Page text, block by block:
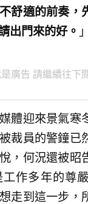
舒適的前奏，
出門來的好。 」
廣告 請繼續往下
體迎來景氣寒
裁員的警鐘已
，何況還被昭
作多年的尊
走到這一步，